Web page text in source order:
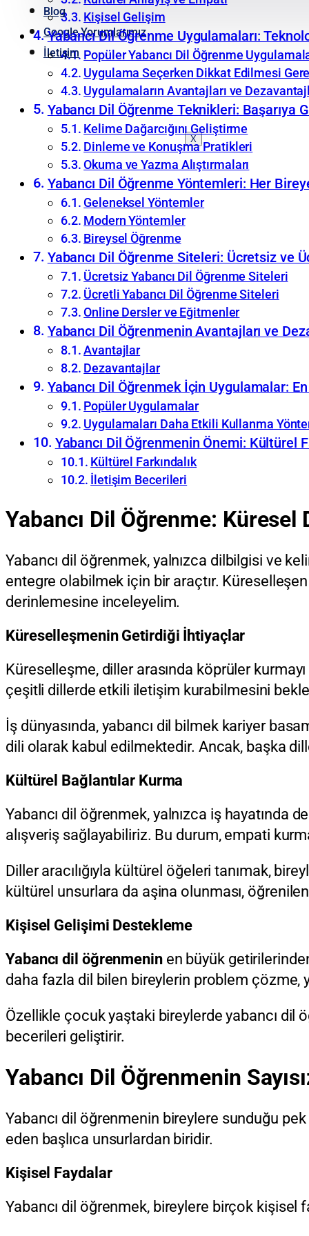
Blog
Google Yorumlarımız
İletişim
X
Kişisel Gelişim
Yabancı Dil Öğrenme Uygulamaları:
Popüler Yabancı Dil Öğrenme
Uygulama Seçerken Dikkat Edilmesi
Uygulamaların Avantajları ve
Yabancı Dil Öğrenme Teknikleri: Başarıya
Kelime Dağarcığını Geliştirme
Dinleme ve Konuşma Pratikleri
Okuma ve Yazma Alıştırmaları
Yabancı Dil Öğrenme Yöntemleri: Her
Geleneksel Yöntemler
Modern Yöntemler
Bireysel Öğrenme
Yabancı Dil Öğrenme Siteleri: Ücretsiz ve
Ücretsiz Yabancı Dil Öğrenme Siteleri
Ücretli Yabancı Dil Öğrenme Siteleri
Online Dersler ve Eğitmenler
Yabancı Dil Öğrenmenin Avantajları ve
Avantajlar
Dezavantajlar
Yabancı Dil Öğrenmek İçin Uygulamalar:
Popüler Uygulamalar
Uygulamaları Daha Etkili Kullanma
Yabancı Dil Öğrenmenin Önemi: Kültürel
Kültürel Farkındalık
İletişim Becerileri
Yabancı Dil Öğrenme: Küresel
Yabancı dil öğrenmek, yalnızca dilbilgisi ve
entegre olabilmek için bir araçtır.
derinlemesine inceleyelim.
Küreselleşmenin Getirdiği İhtiyaçlar
Küreselleşme, diller arasında köprüler
çeşitli dillerde etkili iletişim kurabilmesini
İş dünyasında, yabancı dil bilmek kariyer
dili olarak kabul edilmektedir. Ancak, başka
Kültürel Bağlantılar Kurma
Yabancı dil öğrenmek, yalnızca iş hayatında
alışveriş sağlayabiliriz. Bu durum, empati
Diller aracılığıyla kültürel öğeleri tanımak,
kültürel unsurlara da aşina olunması,
Kişisel Gelişimi Destekleme
Yabancı dil öğrenmeninen büyük
daha fazla dil bilen bireylerin problem çözme,
Özellikle çocuk yaştaki bireylerde yabancı dil
becerileri geliştirir.
Yabancı Dil Öğrenmenin
Yabancı dil öğrenmenin bireylere sunduğu
eden başlıca unsurlardan biridir.
Kişisel Faydalar
Yabancı dil öğrenmek, bireylere birçok kişisel